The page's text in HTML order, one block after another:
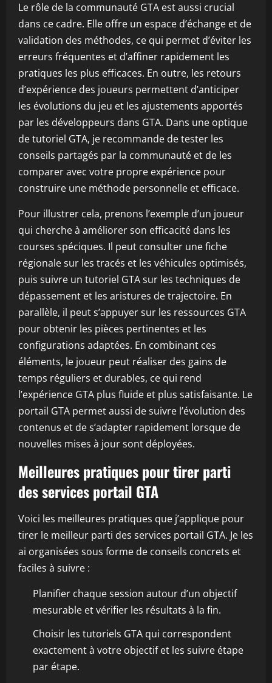
Le rôle de la communauté GTA est aussi crucial
dans ce cadre. Elle offre un espace d’échange et de
validation des méthodes, ce qui permet d’éviter les
erreurs fréquentes et d’affiner rapidement les
pratiques les plus efficaces. En outre, les retours
d’expérience des joueurs permettent d’anticiper
les évolutions du jeu et les ajustements apportés
par les développeurs dans GTA. Dans une optique
de tutoriel GTA, je recommande de tester les
conseils partagés par la communauté et de les
comparer avec votre propre expérience pour
construire une méthode personnelle et efficace.
Pour illustrer cela, prenons l’exemple d’un joueur
qui cherche à améliorer son efficacité dans les
courses spéciques. Il peut consulter une fiche
régionale sur les tracés et les véhicules optimisés,
puis suivre un tutoriel GTA sur les techniques de
dépassement et les aristures de trajectoire. En
parallèle, il peut s’appuyer sur les ressources GTA
pour obtenir les pièces pertinentes et les
configurations adaptées. En combinant ces
éléments, le joueur peut réaliser des gains de
temps réguliers et durables, ce qui rend
l’expérience GTA plus fluide et plus satisfaisante. Le
portail GTA permet aussi de suivre l’évolution des
contenus et de s’adapter rapidement lorsque de
nouvelles mises à jour sont déployées.
Meilleures pratiques pour tirer parti
des services portail GTA
Voici les meilleures pratiques que j’applique pour
tirer le meilleur parti des services portail GTA. Je les
ai organisées sous forme de conseils concrets et
faciles à suivre :
Planifier chaque session autour d’un objectif
mesurable et vérifier les résultats à la fin.
Choisir les tutoriels GTA qui correspondent
exactement à votre objectif et les suivre étape
par étape.